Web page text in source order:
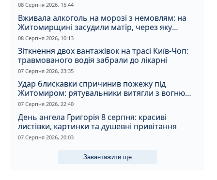
08 Серпня 2026, 15:44
Вживала алкоголь на морозі з немовлям: на
Житомирщині засудили матір, через яку
дитина отримала обмороження
08 Серпня 2026, 10:13
Зіткнення двох вантажівок на трасі Київ-Чоп:
травмованого водія забрали до лікарні
07 Серпня 2026, 23:35
Удар блискавки спричинив пожежу під
Житомиром: рятувальники витягли з вогню
кота
07 Серпня 2026, 22:40
День ангела Григорія 8 серпня: красиві
листівки, картинки та душевні привітання
07 Серпня 2026, 20:03
Завантажити ще